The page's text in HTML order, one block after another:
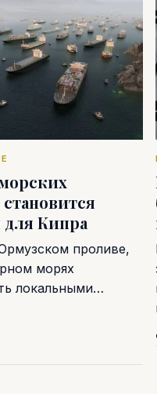
Кипра
проливе,
морях
локальными…